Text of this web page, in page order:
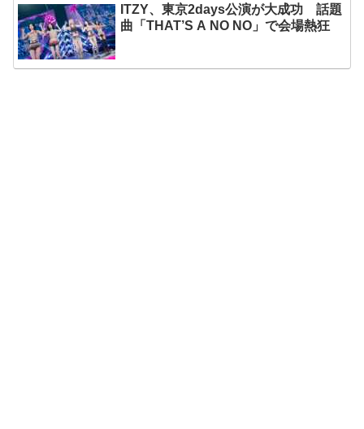
ITZY、東京2days公演が大成功 話題
曲「THAT’S A NO NO」で会場熱狂